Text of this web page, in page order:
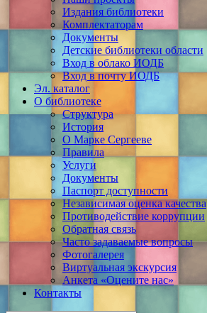
Издания библиотеки
Комплектаторам
Документы
Детские библиотеки области
Вход в облако ИОДБ
Вход в почту ИОДБ
Эл. каталог
О библиотеке
Структура
История
О Марке Сергееве
Правила
Услуги
Документы
Паспорт доступности
Независимая оценка качества
Противодействие коррупции
Обратная связь
Часто задаваемые вопросы
Фотогалерея
Виртуальная экскурсия
Анкета «Оцените нас»
Контакты